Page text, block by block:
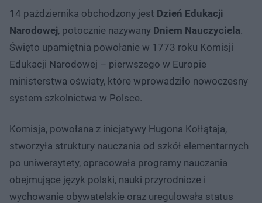
14 października obchodzony jest Dzień Edukacji
Narodowej, potocznie nazywany Dniem Nauczyciela.
Święto upamiętnia powołanie w 1773 roku Komisji
Edukacji Narodowej – pierwszego w Europie
ministerstwa oświaty, które wprowadziło nowoczesny
system szkolnictwa w Polsce.
Komisja, powołana z inicjatywy Hugona Kołłątaja,
stworzyła struktury nauczania od szkół elementarnych
po uniwersytety, opracowała programy nauczania
obejmujące język polski, nauki przyrodnicze i
wychowanie obywatelskie oraz uregulowała status